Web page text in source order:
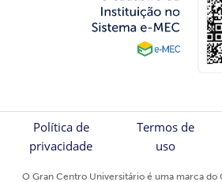
Política de
privacidade
Termos de
uso
O Gran Centro Universitário é uma marca do